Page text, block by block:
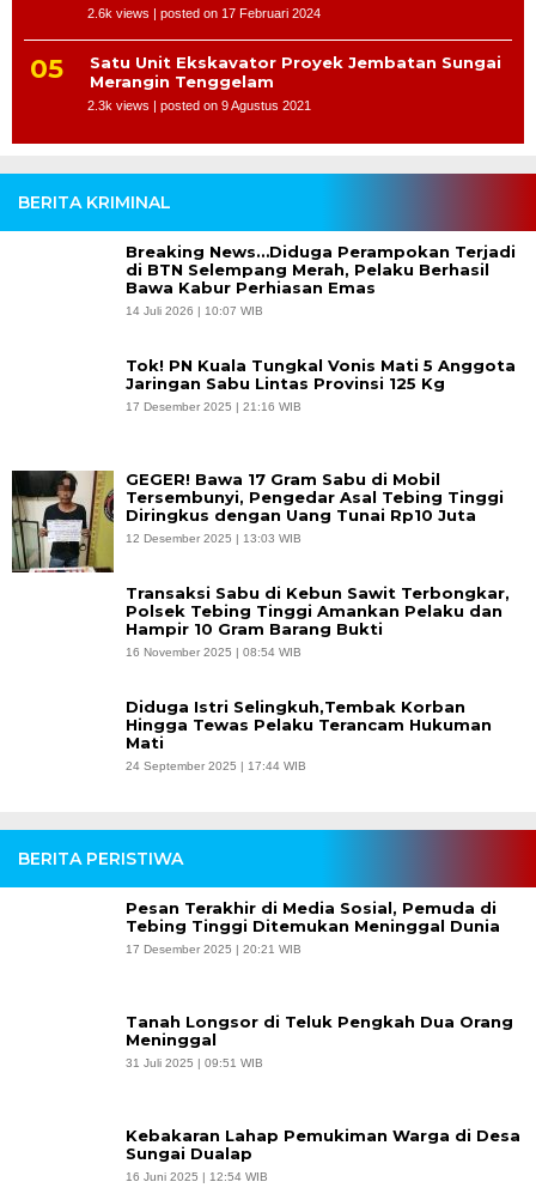
2.6k views | posted on 17 Februari 2024
Satu Unit Ekskavator Proyek Jembatan Sungai
Merangin Tenggelam
2.3k views | posted on 9 Agustus 2021
BERITA KRIMINAL
Breaking News…Diduga Perampokan Terjadi
di BTN Selempang Merah, Pelaku Berhasil
Bawa Kabur Perhiasan Emas
14 Juli 2026 | 10:07 WIB
Tok! PN Kuala Tungkal Vonis Mati 5 Anggota
Jaringan Sabu Lintas Provinsi 125 Kg
17 Desember 2025 | 21:16 WIB
GEGER! Bawa 17 Gram Sabu di Mobil
Tersembunyi, Pengedar Asal Tebing Tinggi
Diringkus dengan Uang Tunai Rp10 Juta
12 Desember 2025 | 13:03 WIB
Transaksi Sabu di Kebun Sawit Terbongkar,
Polsek Tebing Tinggi Amankan Pelaku dan
Hampir 10 Gram Barang Bukti
16 November 2025 | 08:54 WIB
Diduga Istri Selingkuh,Tembak Korban
Hingga Tewas Pelaku Terancam Hukuman
Mati
24 September 2025 | 17:44 WIB
BERITA PERISTIWA
Pesan Terakhir di Media Sosial, Pemuda di
Tebing Tinggi Ditemukan Meninggal Dunia
17 Desember 2025 | 20:21 WIB
Tanah Longsor di Teluk Pengkah Dua Orang
Meninggal
31 Juli 2025 | 09:51 WIB
Kebakaran Lahap Pemukiman Warga di Desa
Sungai Dualap
16 Juni 2025 | 12:54 WIB